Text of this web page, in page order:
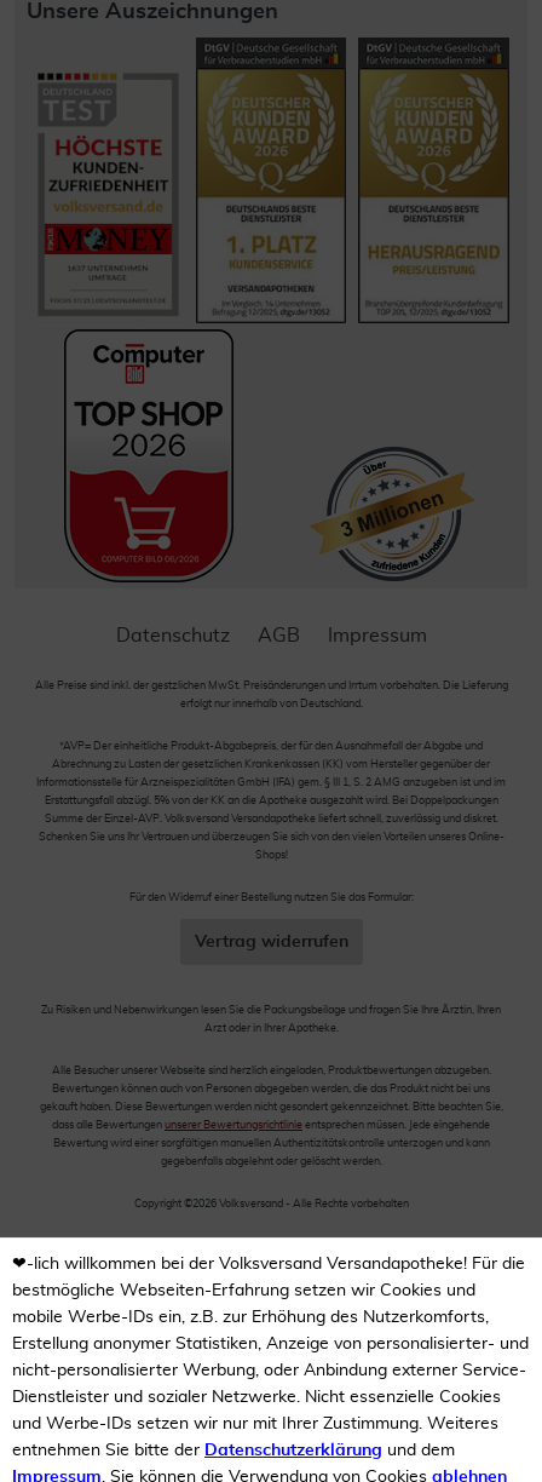
Unsere Auszeichnungen
Datenschutz AGB Impressum
Alle Preise sind inkl. der gestzlichen MwSt. Preisänderungen und Irrtum vorbehalten. Die Lieferung
erfolgt nur innerhalb von Deutschland.
*AVP= Der einheitliche Produkt-Abgabepreis, der für den Ausnahmefall der Abgabe und
Abrechnung zu Lasten der gesetzlichen Krankenkassen (KK) vom Hersteller gegenüber der
Informationsstelle für Arzneispezialitäten GmbH (IFA) gem. § III 1, S. 2 AMG anzugeben ist und im
Erstattungsfall abzügl. 5% von der KK an die Apotheke ausgezahlt wird. Bei Doppelpackungen
Summe der Einzel-AVP. Volksversand Versandapotheke liefert schnell, zuverlässig und diskret.
Schenken Sie uns Ihr Vertrauen und überzeugen Sie sich von den vielen Vorteilen unseres Online-
Shops!
Für den Widerruf einer Bestellung nutzen Sie das Formular:
Vertrag widerrufen
Zu Risiken und Nebenwirkungen lesen Sie die Packungsbeilage und fragen Sie Ihre Ärztin, Ihren
Arzt oder in Ihrer Apotheke.
Alle Besucher unserer Webseite sind herzlich eingeladen, Produktbewertungen abzugeben.
Bewertungen können auch von Personen abgegeben werden, die das Produkt nicht bei uns
gekauft haben. Diese Bewertungen werden nicht gesondert gekennzeichnet. Bitte beachten Sie,
dass alle Bewertungen unserer Bewertungsrichtlinie entsprechen müssen. Jede eingehende
Bewertung wird einer sorgfältigen manuellen Authentizitätskontrolle unterzogen und kann
gegebenfalls abgelehnt oder gelöscht werden.
Copyright ©2026 Volksversand - Alle Rechte vorbehalten
❤-lich willkommen bei der Volksversand Versandapotheke! Für die
bestmögliche Webseiten-Erfahrung setzen wir Cookies und
mobile Werbe-IDs ein, z.B. zur Erhöhung des Nutzerkomforts,
Erstellung anonymer Statistiken, Anzeige von personalisierter- und
nicht-personalisierter Werbung, oder Anbindung externer Service-
Dienstleister und sozialer Netzwerke. Nicht essenzielle Cookies
und Werbe-IDs setzen wir nur mit Ihrer Zustimmung. Weiteres
entnehmen Sie bitte der Datenschutzerklärung und dem
Impressum. Sie können die Verwendung von Cookies ablehnen